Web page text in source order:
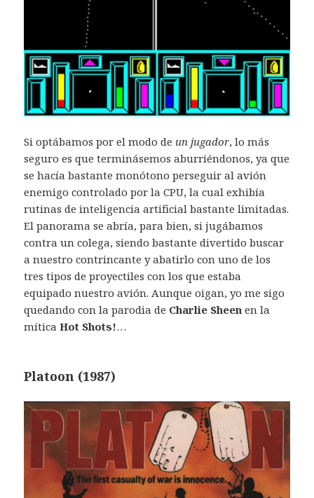
Si optábamos por el modo de un jugador, lo más
seguro es que terminásemos aburriéndonos, ya que
se hacía bastante monótono perseguir al avión
enemigo controlado por la CPU, la cual exhibía
rutinas de inteligencia artificial bastante limitadas.
El panorama se abría, para bien, si jugábamos
contra un colega, siendo bastante divertido buscar
a nuestro contrincante y abatirlo con uno de los
tres tipos de proyectiles con los que estaba
equipado nuestro avión. Aunque oigan, yo me sigo
quedando con la parodia de Charlie Sheen en la
míticaHot Shots!…
Platoon (1987)